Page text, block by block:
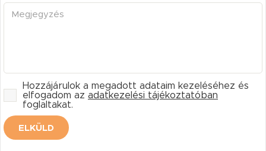
Hozzájárulok a megadott adataim kezeléséhez és
elfogadom az adatkezelési tájékoztatóban
foglaltakat.
ELKÜLD